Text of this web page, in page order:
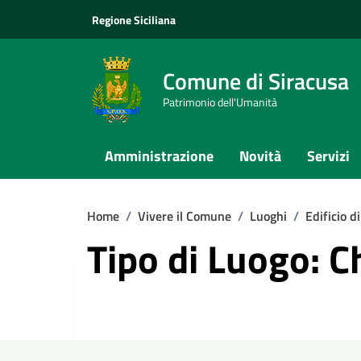
Regione Siciliana
Comune di Siracusa
Patrimonio dell'Umanità
Amministrazione Novità Servizi
Home / Vivere il Comune / Luoghi / Edificio
Tipo di Luogo: